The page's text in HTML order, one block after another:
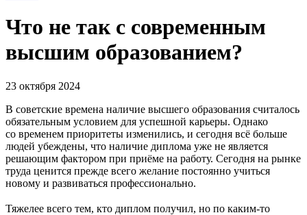
Что не так с современным
высшим образованием?
23 октября 2024
В советские времена наличие высшего образования считалось
обязательным условием для успешной карьеры. Однако
со временем приоритеты изменились, и сегодня всё больше
людей убеждены, что наличие диплома уже не является
решающим фактором при приёме на работу. Сегодня на рынке
труда ценится прежде всего желание постоянно учиться
новому и развиваться профессионально.
Тяжелее всего тем, кто диплом получил, но по каким-то